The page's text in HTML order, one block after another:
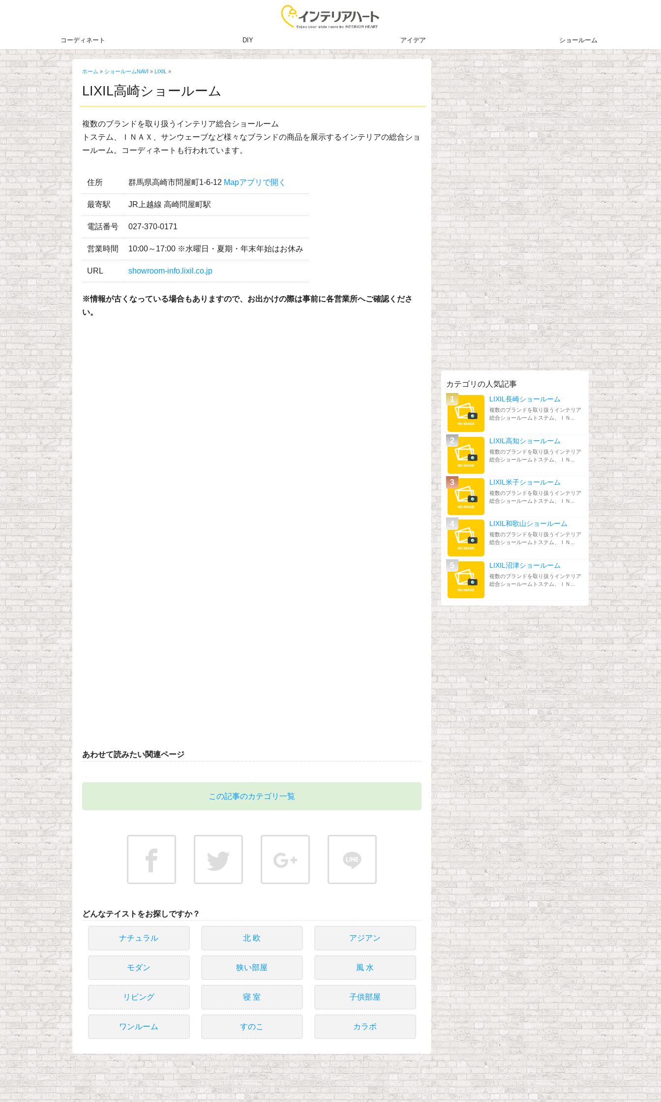
コーディネート DIY アイデア ショールーム
ホーム » ショールームNAVI » LIXIL »
LIXIL高崎ショールーム
複数のブランドを取り扱うインテリア総合ショールーム
トステム、ＩＮＡＸ、サンウェーブなど様々なブランドの商品を展示するインテリアの総合ショ
ールーム。コーディネートも行われています。
住所 群馬県高崎市問屋町1-6-12 Mapアプリで開く
最寄駅 JR上越線 高崎問屋町駅
電話番号 027-370-0171
営業時間 10:00～17:00 ※水曜日・夏期・年末年始はお休み
URL showroom-info.lixil.co.jp
※情報が古くなっている場合もありますので、お出かけの際は事前に各営業所へご確認くださ
い。
あわせて読みたい関連ページ
この記事のカテゴリ一覧
どんなテイストをお探しですか？
ナチュラル 北 欧 アジアン
モダン 狭い部屋 風 水
リビング 寝 室 子供部屋
ワンルーム すのこ カラボ
カテゴリの人気記事
LIXIL長崎ショールーム
複数のブランドを取り扱うインテリア
総合ショールームトステム、ＩＮ...
LIXIL高知ショールーム
複数のブランドを取り扱うインテリア
総合ショールームトステム、ＩＮ...
LIXIL米子ショールーム
複数のブランドを取り扱うインテリア
総合ショールームトステム、ＩＮ...
LIXIL和歌山ショールーム
複数のブランドを取り扱うインテリア
総合ショールームトステム、ＩＮ...
LIXIL沼津ショールーム
複数のブランドを取り扱うインテリア
総合ショールームトステム、ＩＮ...